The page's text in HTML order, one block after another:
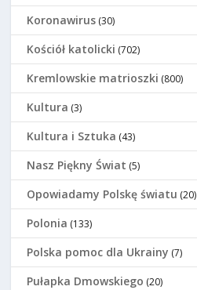
Koronawirus (30)
Kościół katolicki (702)
Kremlowskie matrioszki (800)
Kultura (3)
Kultura i Sztuka (43)
Nasz Piękny Świat (5)
Opowiadamy Polskę światu (20)
Polonia (133)
Polska pomoc dla Ukrainy (7)
Pułapka Dmowskiego (20)